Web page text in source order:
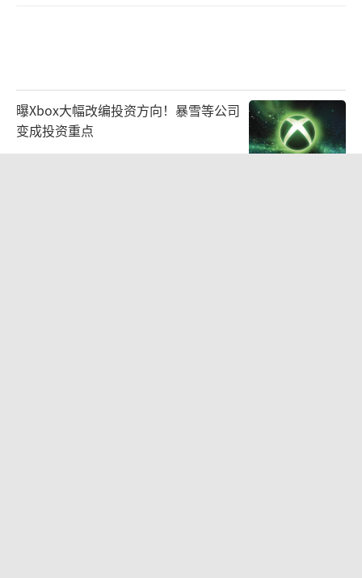
曝Xbox大幅改编投资方向！暴雪等公司
变成投资重点
2026-07-07 09:46:56